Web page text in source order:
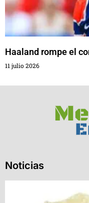
Haaland rompe el
11 julio 2026
Noticias